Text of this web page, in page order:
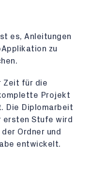
es, Anleitungen
zu
Zeit für die
Projekt
Die Diplomarbeit
ersten Stufe wird
Ordner und
entwickelt.